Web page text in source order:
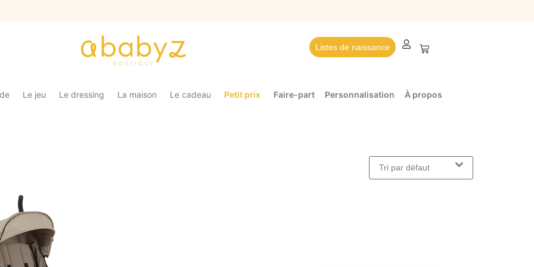
Listes de naissance
Le jeu Le dressing La maison Le cadeau Petit prix Faire-part Personnalisation À propos